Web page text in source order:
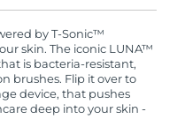
FOREO will
by T-Sonic™
skin. The iconic LUNA™
is bacteria-resistant,
brushes. Flip it over to
device, that pushes
deep into your skin -